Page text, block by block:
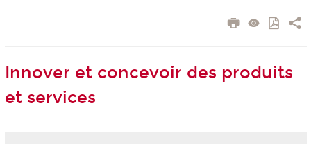
Innover et concevoir des produits
et services